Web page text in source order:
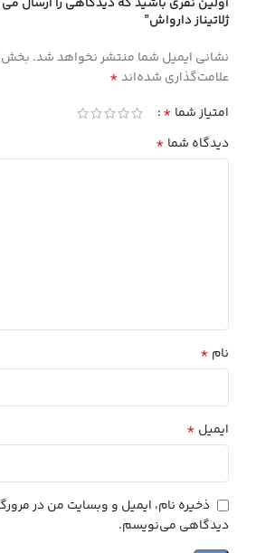
ژلاتيناز دارواش”
نشانی ایمیل شما منتشر نخواهد شد.
علامت‌گذاری شده‌اند*
امتیاز شما *
دیدگاه شما *
نام *
ایمیل *
ذخیره نام، ایمیل و وبسایت من در
دیدگاهی می‌نویسم.